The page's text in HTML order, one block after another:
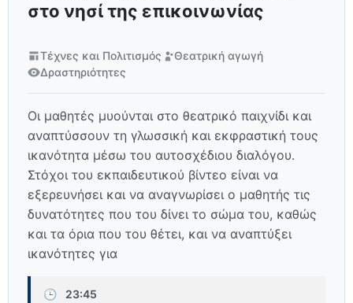
στο νησί της επικοινωνίας
Τέχνες και Πολιτισμός
Θεατρική αγωγή
Δραστηριότητες
Οι μαθητές μυούνται στο θεατρικό παιχνίδι και
αναπτύσσουν τη γλωσσική και εκφραστική τους
ικανότητα μέσω του αυτοσχέδιου διαλόγου.
Στόχοι του εκπαιδευτικού βίντεο είναι να
εξερευνήσει και να αναγνωρίσει ο μαθητής τις
δυνατότητες που του δίνει το σώμα του, καθώς
και τα όρια που του θέτει, και να αναπτύξει
ικανότητες για
🕒 23:45